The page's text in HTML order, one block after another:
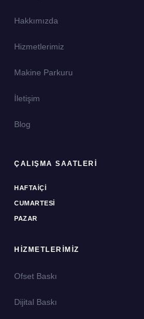
Hakkımızda
Hizmetlerimiz
Makine Parkuru
İletişim
Blog
ÇALIŞMA SAATLERI
HAFTAIÇI
CUMARTESI
PAZAR
HIZMETLERIMIZ
Ofset Baskı
Dijital Baskı